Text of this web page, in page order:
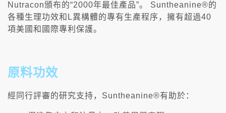
Nutracon頒布的“2000年最佳產品”。 Suntheanine®的
各種生理功效和L異構體的專有生產程序，擁有超過40
項美國和國際專利保護。
原料功效
經同行評審的研究支持，Suntheanine®有助於：